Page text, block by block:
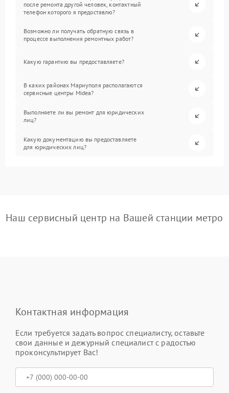
после ремонта другой человек, контактный
телефон которого я предоставлю?
Возможно ли получать обратную связь в
процессе выполнения ремонтных работ?
Какую гарантию вы предоставляете?
В каких районах Мариуполя располагаются
сервисные центры Midea?
Выполняете ли вы ремонт для юридических
лиц?
Какую документацию вы предоставляете
для юридических лиц?
Наш сервисный центр на Вашей станции метро
Контактная информация
Если требуется задать вопрос специалисту, оставьте
свои данные и дежурный специалист с радостью
проконсультирует Вас!